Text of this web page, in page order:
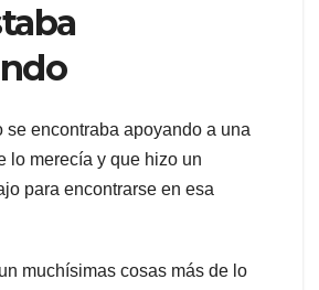
se encontraba apoyando a una
lo merecía y que hizo un
para encontrarse en esa
muchísimas cosas más de lo